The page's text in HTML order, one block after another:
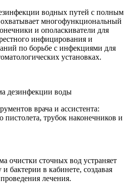
водных путей с полным
многофункциональный
и ополаскиватели для
инфицирования и
по борьбе с инфекциями для
установках.
дезинфекции воды
врача и ассистента:
трубок наконечников и
очистки сточных вод устраняет
бактерии в кабинете, создавая
лечения.